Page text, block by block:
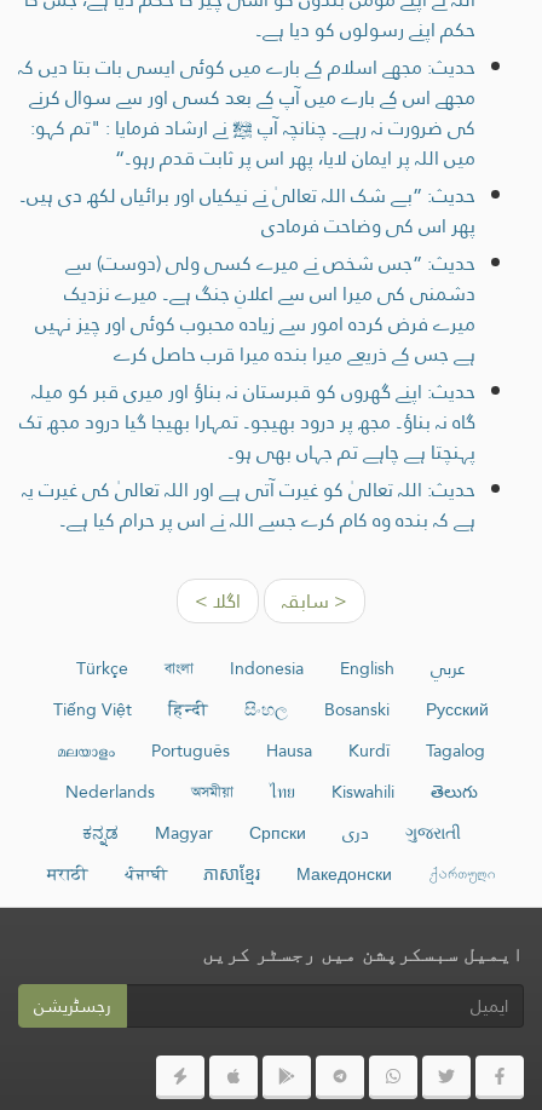
حکم اپنے رسولوں کو دیا ہے۔
حدیث: مجھے اسلام کے بارے میں کوئی ایسی بات بتا دیں کہ
مجھے اس کے بارے میں آپ کے بعد کسی اور سے سوال کرنے
کی ضرورت نہ رہے۔ چنانچہ آپ ﷺ نے ارشاد فرمایا : "تم کہو:
میں اللہ پر ایمان لایا، پھر اس پر ثابت قدم رہو۔“
حدیث: ”بے شک اللہ تعالیٰ نے نیکیاں اور برائیاں لکھ دی ہیں۔
پھر اس کی وضاحت فرمادی
حدیث: ”جس شخص نے میرے کسی ولی (دوست) سے
دشمنی کی میرا اس سے اعلانِ جنگ ہے۔ میرے نزدیک
میرے فرض کردہ امور سے زیادہ محبوب کوئی اور چیز نہیں
ہے جس کے ذریعے میرا بندہ میرا قرب حاصل کرے
حدیث: اپنے گھروں کو قبرستان نہ بناؤ اور میری قبر کو میلہ
گاہ نہ بناؤ۔ مجھ پر درود بھیجو۔ تمہارا بھیجا گیا درود مجھ تک
پہنچتا ہے چاہے تم جہاں بھی ہو۔
حدیث: اللہ تعالیٰ کو غیرت آتی ہے اور اللہ تعالیٰ کی غیرت یہ
ہے کہ بندہ وہ کام کرے جسے اللہ نے اس پر حرام کیا ہے۔
< سابقہ اگلا >
عربي English
Indonesia
বাংলা
Türkçe
Русский
Bosanski
සිංහල
हिन्दी
Tiếng Việt
Tagalog
Kurdî
Hausa
Português
മലയാളം
తెలుగు
Kiswahili
ไทย
অসমীয়া
Nederlands
ગુજરાતી
دری Српски
Magyar
ಕನ್ನಡ
ქართული
Македонски
ភាសាខ្មែរ
ਪੰਜਾਬੀ
मराठी
ایمیل سبسکرپشن میں رجسٹر کریں
رجسٹریشن